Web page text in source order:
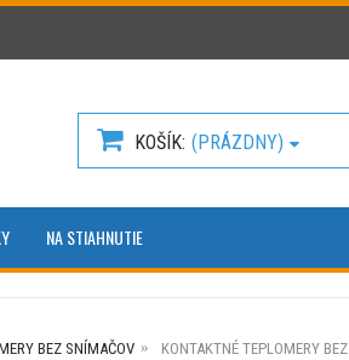
KOŠÍK (PRÁZDNY)
NA STIAHNUTIE
BEZ SNÍMAČOV
KONTAKTNÉ TEPLOMERY BEZ